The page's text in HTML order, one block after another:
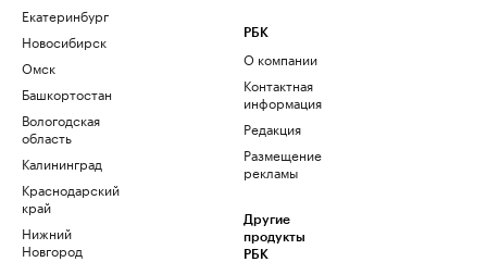
Екатеринбург
Новосибирск
Омск
Башкортостан
Вологодская
область
Калининград
Краснодарский
край
Нижний
Новгород
РБК
О компании
Контактная
информация
Редакция
Размещение
рекламы
Другие
продукты
РБК